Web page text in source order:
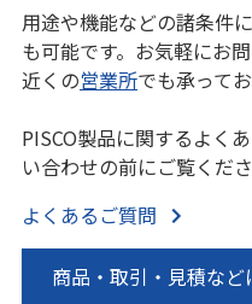
用途や機能などの諸条件
も可能です。お気軽にお
近くの営業所でも承ってお
PISCO製品に関するよく
い合わせの前にご覧くださ
よくあるご質問
商品・取引・見積など